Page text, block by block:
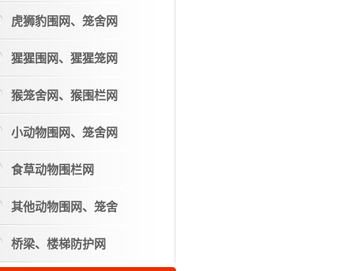
虎狮豹围网、笼舍网
猩猩围网、猩猩笼网
猴笼舍网、猴围栏网
小动物围网、笼舍网
食草动物围栏网
其他动物围网、笼舍
桥梁、楼梯防护网